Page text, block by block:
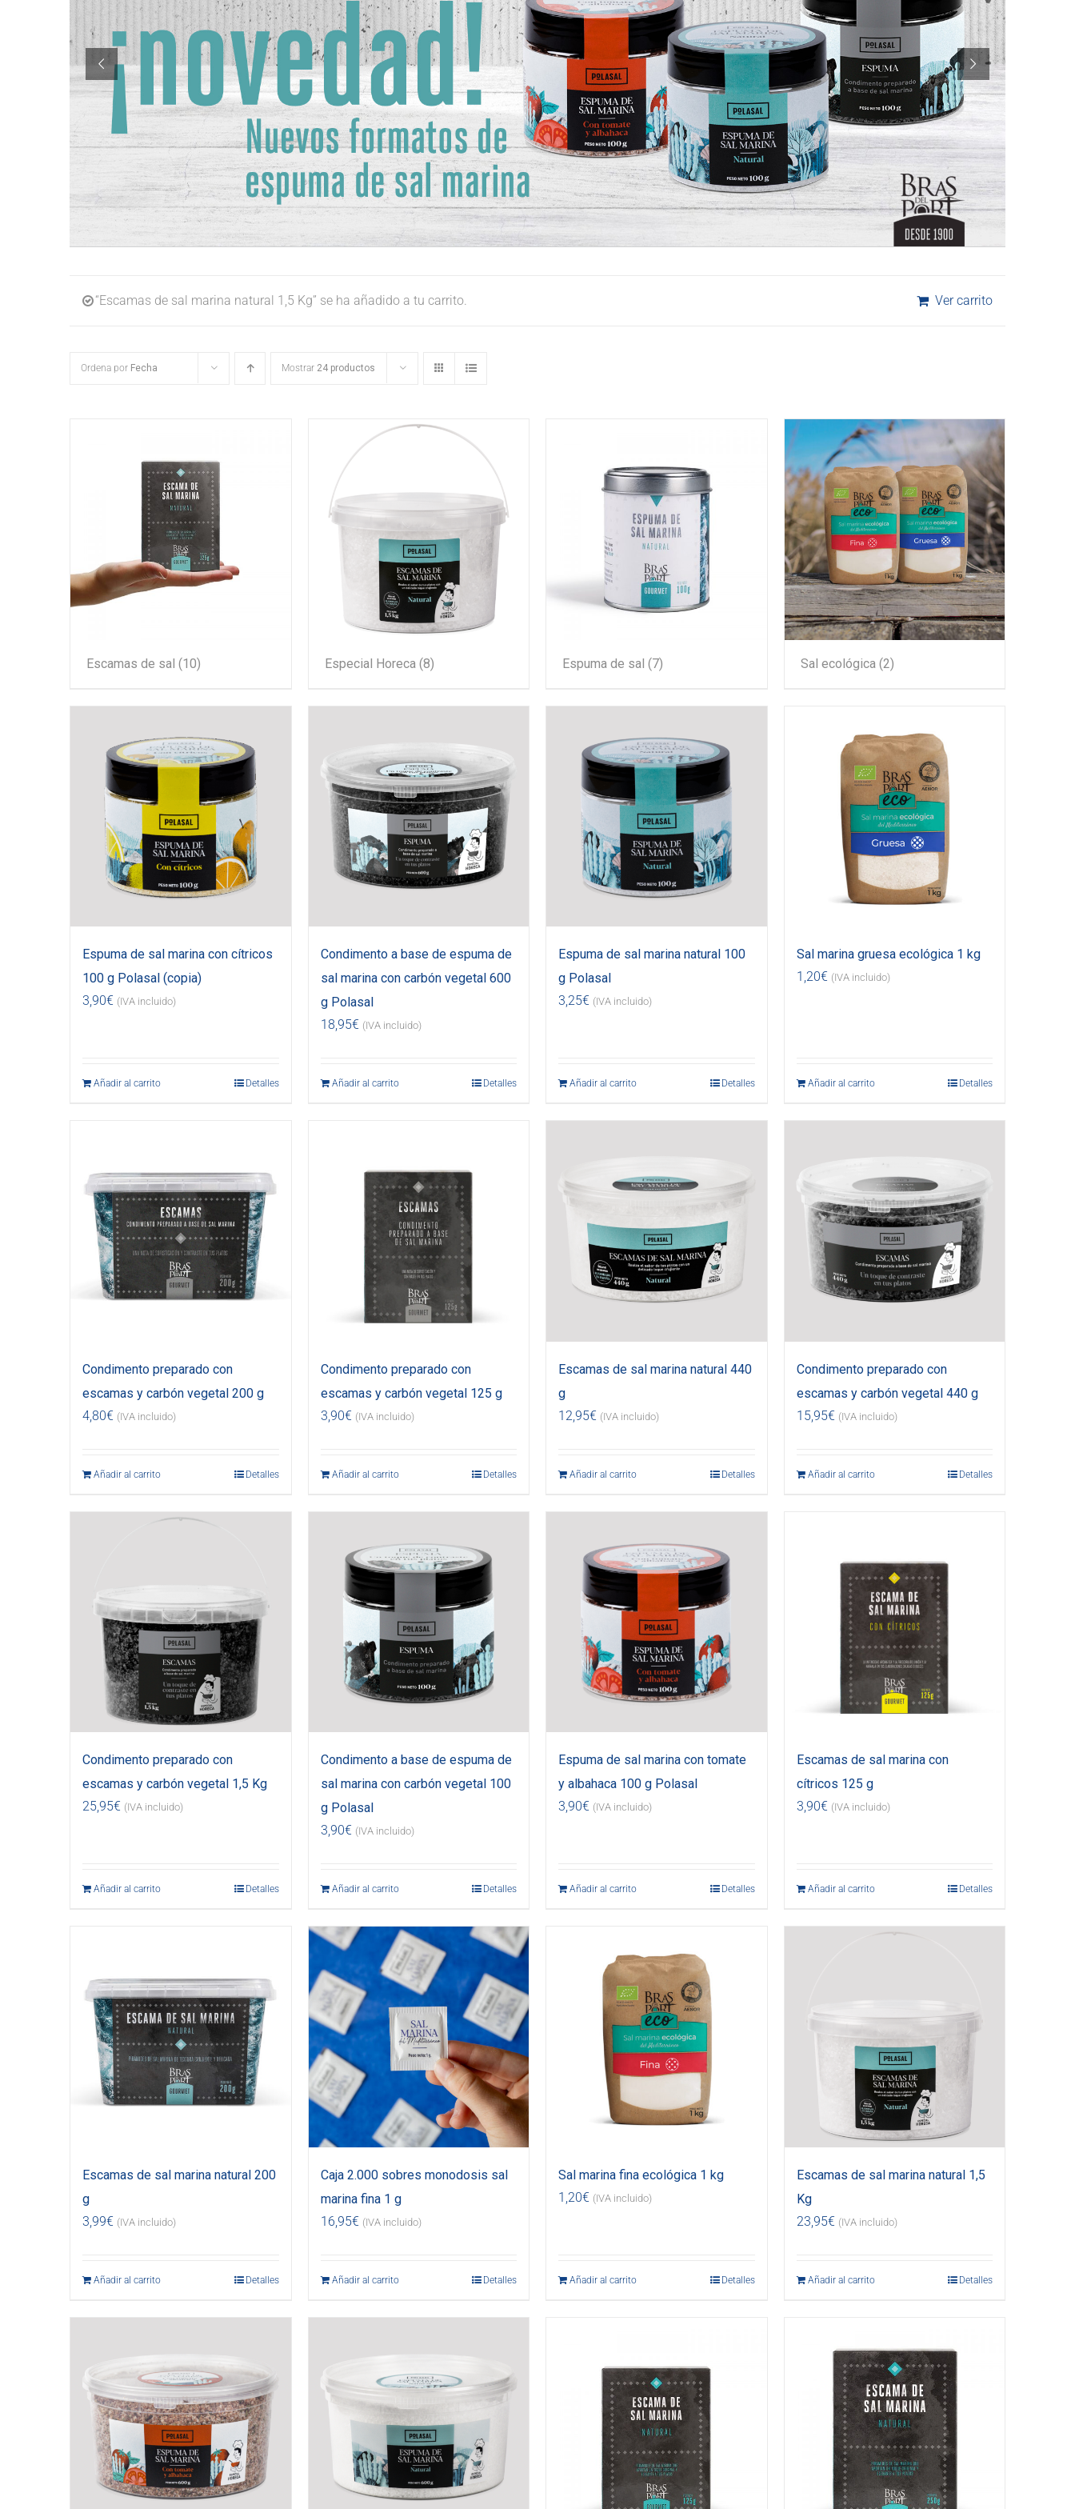
“Escamas de sal marina natural 1,5 Kg” se ha añadido a tu carrito. Ver carrito
Ordena por Fecha Mostrar 24 productos
Escamas de sal (10) Especial Horeca (8) Espuma de sal (7) Sal ecológica (2)
Espuma de sal marina con cítricos
100 g Polasal (copia)
3,90€ (IVA incluido)
Añadir al carrito Detalles
Condimento a base de espuma de
sal marina con carbón vegetal 600
g Polasal
18,95€ (IVA incluido)
Añadir al carrito Detalles
Espuma de sal marina natural 100
g Polasal
3,25€ (IVA incluido)
Añadir al carrito Detalles
Sal marina gruesa ecológica 1 kg
1,20€ (IVA incluido)
Añadir al carrito Detalles
Condimento preparado con
escamas y carbón vegetal 200 g
4,80€ (IVA incluido)
Añadir al carrito Detalles
Condimento preparado con
escamas y carbón vegetal 125 g
3,90€ (IVA incluido)
Añadir al carrito Detalles
Escamas de sal marina natural 440
g
12,95€ (IVA incluido)
Añadir al carrito Detalles
Condimento preparado con
escamas y carbón vegetal 440 g
15,95€ (IVA incluido)
Añadir al carrito Detalles
Condimento preparado con
escamas y carbón vegetal 1,5 Kg
25,95€ (IVA incluido)
Añadir al carrito Detalles
Condimento a base de espuma de
sal marina con carbón vegetal 100
g Polasal
3,90€ (IVA incluido)
Añadir al carrito Detalles
Espuma de sal marina con tomate
y albahaca 100 g Polasal
3,90€ (IVA incluido)
Añadir al carrito Detalles
Escamas de sal marina con
cítricos 125 g
3,90€ (IVA incluido)
Añadir al carrito Detalles
Escamas de sal marina natural 200
g
3,99€ (IVA incluido)
Añadir al carrito Detalles
Caja 2.000 sobres monodosis sal
marina fina 1 g
16,95€ (IVA incluido)
Añadir al carrito Detalles
Sal marina fina ecológica 1 kg
1,20€ (IVA incluido)
Añadir al carrito Detalles
Escamas de sal marina natural 1,5
Kg
23,95€ (IVA incluido)
Añadir al carrito Detalles